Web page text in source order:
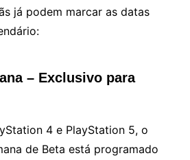
já podem marcar as datas
– Exclusivo para
4 e PlayStation 5, o
de Beta está programado